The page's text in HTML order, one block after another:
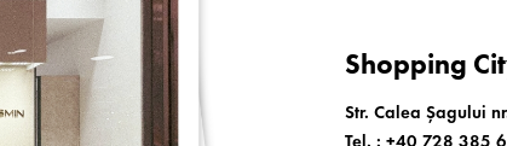
Shopping
Str. Calea Șagului